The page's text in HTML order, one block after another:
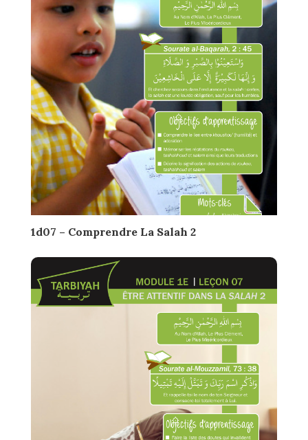
1d07 – Comprendre La Salah 2